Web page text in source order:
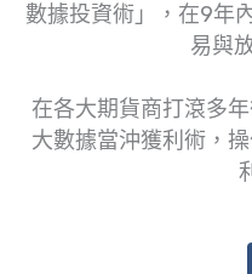
數據投資術」，在9年
易與
在各大期貨商打滾多
大數據當沖獲利術，